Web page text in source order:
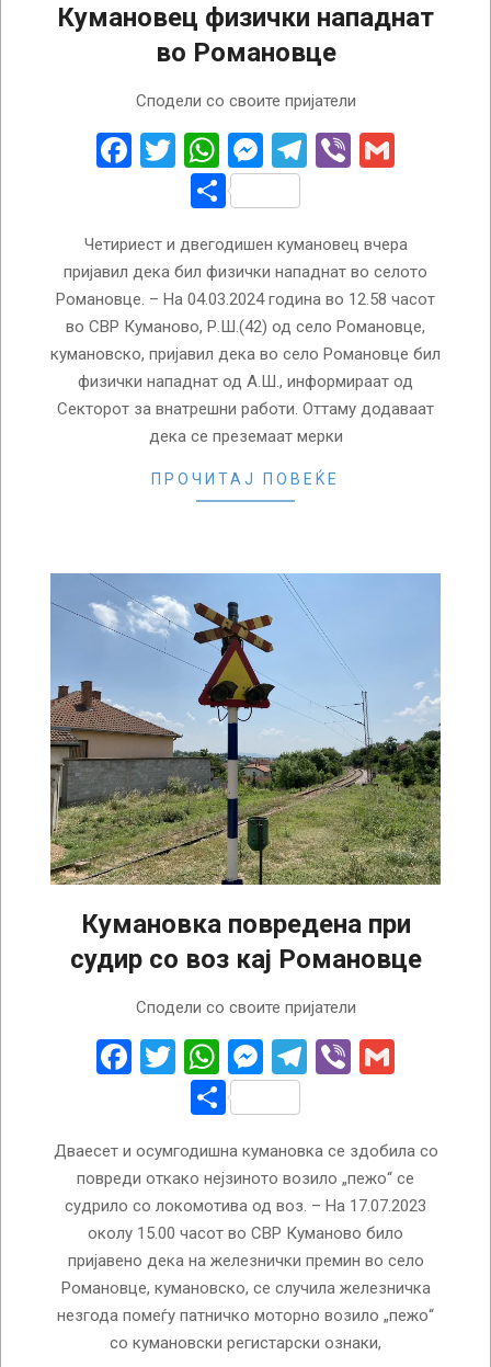
Кумановец физички нападнат
во Романовце
Сподели со своите пријатели
Facebook
Twitter
WhatsApp
Messenger
Telegram
Viber
Share
Четириест и двегодишен кумановец вчера
пријавил дека бил физички нападнат во селото
Романовце. – На 04.03.2024 година во 12.58 часот
во СВР Куманово, Р.Ш.(42) од село Романовце,
кумановско, пријавил дека во село Романовце бил
физички нападнат од А.Ш., информираат од
Секторот за внатрешни работи. Оттаму додаваат
дека се преземаат мерки
ПРОЧИТАЈ ПОВЕЌЕ
Кумановка повредена при
судир со воз кај Романовце
Сподели со своите пријатели
Facebook
Twitter
WhatsApp
Messenger
Telegram
Viber
Share
Дваесет и осумгодишна кумановка се здобила со
повреди откако нејзиното возило „пежо“ се
судрило со локомотива од воз. – На 17.07.2023
околу 15.00 часот во СВР Куманово било
пријавено дека на железнички премин во село
Романовце, кумановско, се случила железничка
незгода помеѓу патничко моторно возило „пежо“
со кумановски регистарски ознаки,